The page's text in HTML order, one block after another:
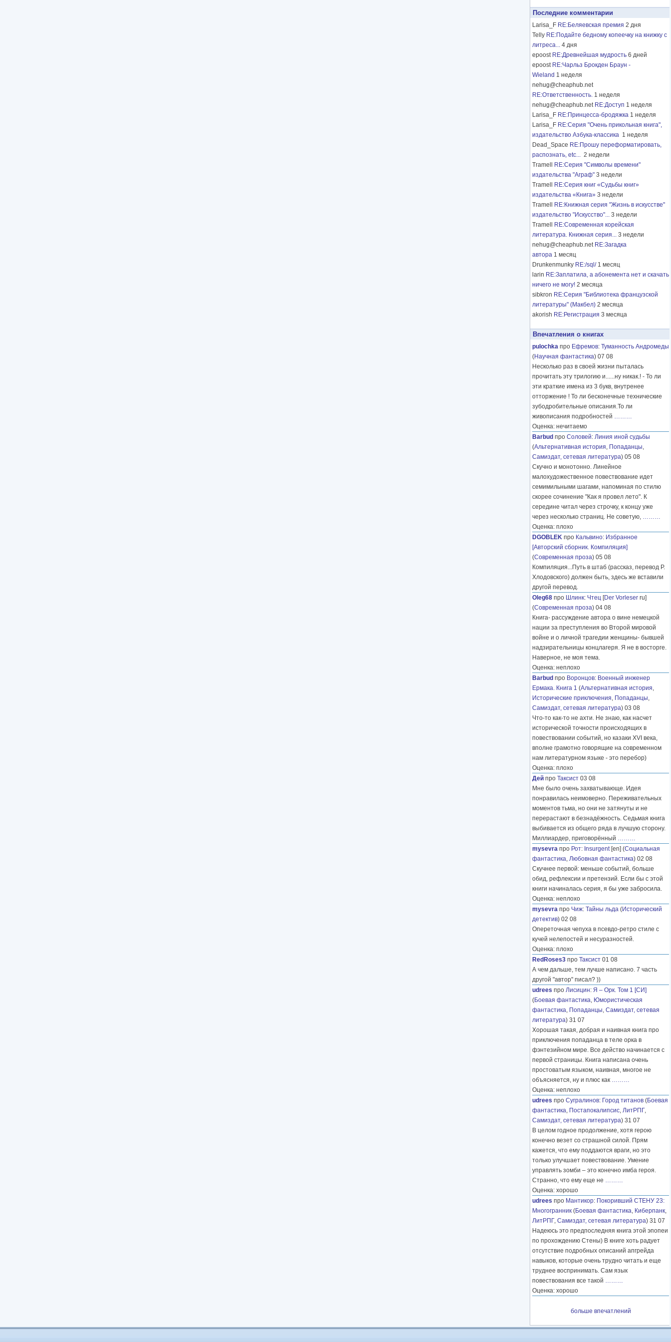
Последние комментарии
Larisa_F RE:Беляевская премия 2 дня
Telly RE:Подайте бедному копеечку на книжку с
литреса... 4 дня
epoost RE:Древнейшая мудрость 6 дней
epoost RE:Чарльз Брокден Браун -
Wieland 1 неделя
nehug@cheaphub.net
RE:Ответственность. 1 неделя
nehug@cheaphub.net RE:Доступ 1 неделя
Larisa_F RE:Принцесса-бродяжка 1 неделя
Larisa_F RE:Серия "Очень прикольная книга",
издательство Азбука-классика 1 неделя
Dead_Space RE:Прошу переформатировать,
распознать, etc... 2 недели
Tramell
RE:Серия "Символы времени"
издательства "Аграф" 3 недели
Tramell
RE:Серия книг «Судьбы книг»
издательства «Книга» 3 недели
Tramell
RE:Книжная серия "Жизнь в искусстве"
издательство "Искусство"... 3 недели
Tramell
RE:Современная корейская
литература. Книжная серия... 3 недели
nehug@cheaphub.net RE:Загадка
автора 1 месяц
Drunkenmunky RE:/sql/ 1 месяц
larin RE:Заплатила, а абонемента нет и скачать
ничего не могу! 2 месяца
sibkron RE:Серия "Библиотека французской
литературы" (Макбел) 2 месяца
akorish RE:Регистрация 3 месяца
Впечатления о книгах
pulochka про Ефремов: Туманность Андромеды
(Научная фантастика) 07 08
Несколько раз в своей жизни пыталась
прочитать эту трилогию и......ну никак.! - То ли
эти краткие имена из 3 букв, внутренее
отторжение ! То ли бесконечные технические
зубодробительные описания.То ли
живописания подробностей ………
Оценка: нечитаемо
Barbud про Соловей: Линия иной судьбы
(Альтернативная история, Попаданцы,
Самиздат, сетевая литература) 05 08
Скучно и монотонно. Линейное
малохудожественное повествование идет
семимильными шагами, напоминая по стилю
скорее сочинение "Как я провел лето". К
середине читал через строчку, к концу уже
через несколько страниц. Не советую, ………
Оценка: плохо
DGOBLEK про Кальвино: Избранное
[Авторский сборник. Компиляция]
(Современная проза) 05 08
Компиляция...Путь в штаб (рассказ, перевод Р.
Хлодовского) должен быть, здесь же вставили
другой перевод.
Oleg68 про Шлинк: Чтец [Der Vorleser ru]
(Современная проза) 04 08
Книга- рассуждение автора о вине немецкой
нации за преступления во Второй мировой
войне и о личной трагедии женщины- бывшей
надзирательницы концлагеря. Я не в восторге.
Наверное, не моя тема.
Оценка: неплохо
Barbud про Воронцов: Военный инженер
Ермака. Книга 1 (Альтернативная история,
Исторические приключения, Попаданцы,
Самиздат, сетевая литература) 03 08
Что-то как-то не ахти. Не знаю, как насчет
исторической точности происходящих в
повествовании событий, но казаки XVI века,
вполне грамотно говорящие на современном
нам литературном языке - это перебор)
Оценка: плохо
Дей про Таксист 03 08
Мне было очень захватывающе. Идея
понравилась неимоверно. Переживательных
моментов тьма, но они не затянуты и не
перерастают в безнадёжность. Седьмая книга
выбивается из общего ряда в лучшую сторону.
Миллиардер, приговорённый ………
mysevra про Рот: Insurgent[en] (Социальная
фантастика, Любовная фантастика) 02 08
Скучнее первой: меньше событий, больше
обид, рефлексии и претензий. Если бы с этой
книги начиналась серия, я бы уже забросила.
Оценка: неплохо
mysevra про Чиж: Тайны льда (Исторический
детектив) 02 08
Опереточная чепуха в псевдо-ретро стиле с
кучей нелепостей и несуразностей.
Оценка: плохо
RedRoses3 про Таксист 01 08
А чем дальше, тем лучше написано. 7 часть
другой "автор" писал? ))
udrees про Лисицин: Я – Орк. Том 1 [СИ]
(Боевая фантастика, Юмористическая
фантастика, Попаданцы, Самиздат, сетевая
литература) 31 07
Хорошая такая, добрая и наивная книга про
приключения попаданца в теле орка в
фэнтезийном мире. Все действо начинается с
первой страницы. Книга написана очень
простоватым языком, наивная, многое не
объясняется, ну и плюс как ………
Оценка: неплохо
udrees про Сугралинов: Город титанов (Боевая
фантастика, Постапокалипсис, ЛитРПГ,
Самиздат, сетевая литература) 31 07
В целом годное продолжение, хотя герою
конечно везет со страшной силой. Прям
кажется, что ему поддаются враги, но это
только улучшает повествование. Умение
управлять зомби – это конечно имба героя.
Странно, что ему еще не ………
Оценка: хорошо
udrees про Мантикор: Покоривший СТЕНУ 23:
Многогранник (Боевая фантастика, Киберпанк,
ЛитРПГ, Самиздат, сетевая литература) 31 07
Надеюсь это предпоследняя книга этой эпопеи
по прохождению Стены) В книге хоть радует
отсутствие подробных описаний апгрейда
навыков, которые очень трудно читать и еще
труднее воспринимать. Сам язык
повествования все такой ………
Оценка: хорошо
больше впечатлений